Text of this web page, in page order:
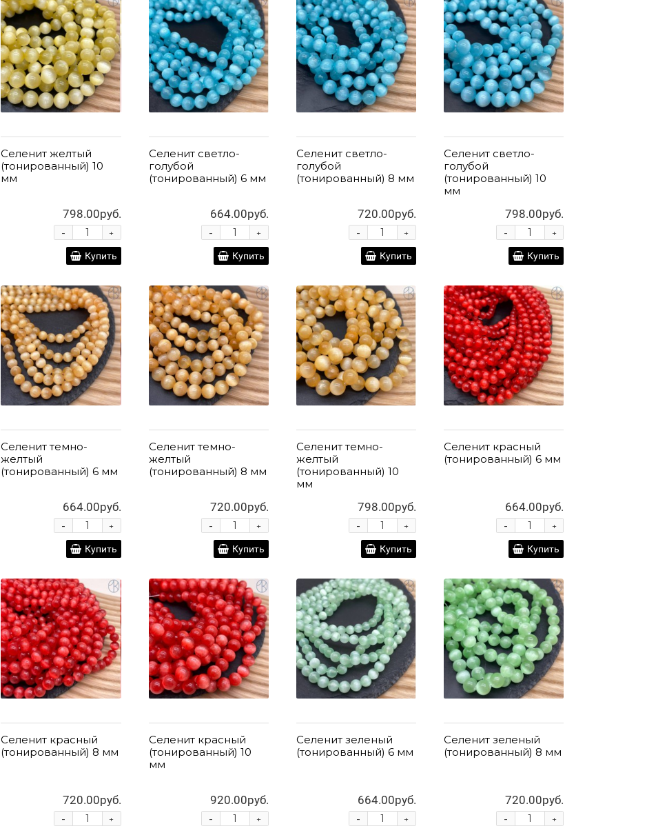
Селенит желтый
(тонированный) 10
мм
798.00руб.
+
-
Купить
Селенит светло-
голубой
(тонированный) 6 мм
664.00руб.
+
-
Купить
Селенит светло-
голубой
(тонированный) 8 мм
720.00руб.
+
-
Купить
Селенит светло-
голубой
(тонированный) 10
мм
798.00руб.
+
-
Купить
Селенит темно-
желтый
(тонированный) 6 мм
664.00руб.
+
-
Купить
Селенит темно-
желтый
(тонированный) 8 мм
720.00руб.
+
-
Купить
Селенит темно-
желтый
(тонированный) 10
мм
798.00руб.
+
-
Купить
Селенит красный
(тонированный) 6 мм
664.00руб.
+
-
Купить
Селенит красный
(тонированный) 8 мм
720.00руб.
+
-
Селенит красный
(тонированный) 10
мм
920.00руб.
+
-
Селенит зеленый
(тонированный) 6 мм
664.00руб.
+
-
Селенит зеленый
(тонированный) 8 мм
720.00руб.
+
-